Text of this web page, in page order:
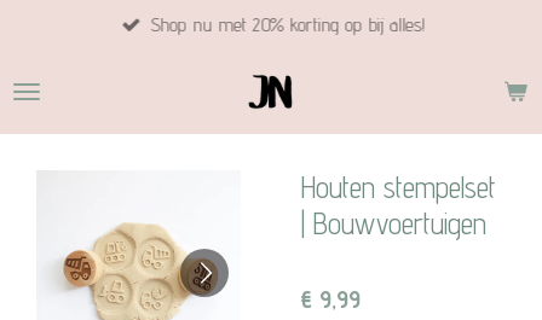
naar
hoofdinhoud
Shop nu met 20% korting op bij alles!
Houten stempelset
| Bouwvoertuigen
€ 9,99